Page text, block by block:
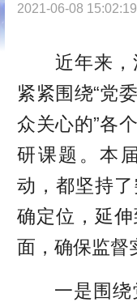
2021-06-08 15:02:19
近年来
紧紧围绕“党
众关心的”各
研课题。本
动，都坚持
确定位，延
面，确保监督
一是围